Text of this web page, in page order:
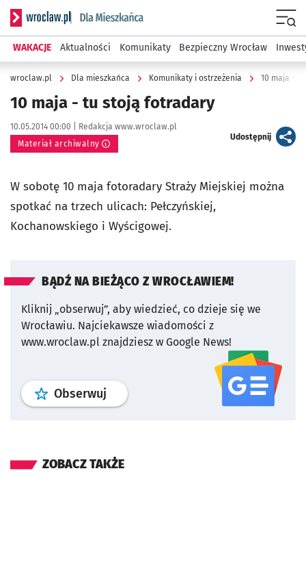
Serwis informacyjny wroclaw.pl podserwis: Dla mieszkańca
WAKACJE Aktualności Komunikaty Bezpieczny Wrocław
wroclaw.pl Dla mieszkańca Komunikaty i ostrzeżenia 10 maja -
10 maja - tu stoją fotradary
Data publikacji:
10.05.2014 00:00 | Autor:
Redakcja www.wroclaw.pl
Materiał archiwalny
Udostępnijartykuł
W sobotę 10 maja fotoradary Straży Miejskiej można
spotkać na trzech ulicach: Pełczyńskiej,
Kochanowskiego i Wyścigowej.
BĄDŹ NA BIEŻĄCO Z WROCŁAWIEM!
Kliknij „obserwuj”, aby wiedzieć, co dzieje się we
Wrocławiu. Najciekawsze wiadomości z
www.wroclaw.pl znajdziesz w Google News!
Obserwuj profil serwisu
ZOBACZ TAKŻE